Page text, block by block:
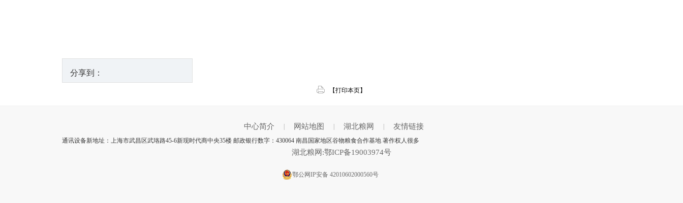
分享到：
【打印本页】
中心简介 网站地图 湖北粮网 友情链接
通讯设备新地址：上海市武昌区武珞路45-6新现时代商中央35楼 邮政银行数字：430064 南昌国家地区谷物粮食合作基地 著作权人很多
湖北粮网:鄂ICP备19003974号
鄂公网IP安备 42010602000560号